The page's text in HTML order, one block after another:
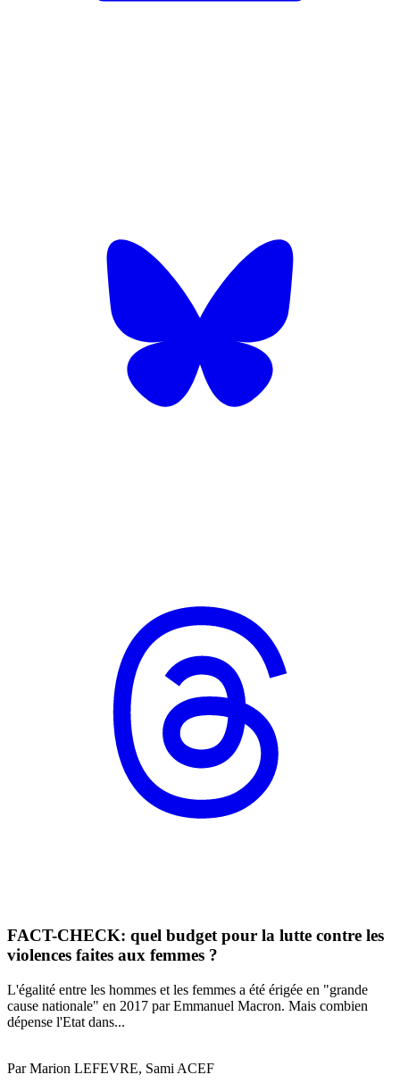
FACT-CHECK: quel budget pour la lutte contre les
violences faites aux femmes ?
L'égalité entre les hommes et les femmes a été érigée en "grande
cause nationale" en 2017 par Emmanuel Macron. Mais combien
dépense l'Etat dans...
Par Marion LEFEVRE, Sami ACEF